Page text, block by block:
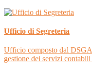
Ufficio di Segreteria
Ufficio composto dal
gestione dei servizi